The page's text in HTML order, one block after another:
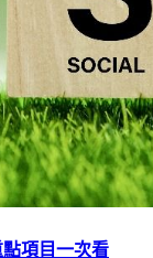
項目一次看